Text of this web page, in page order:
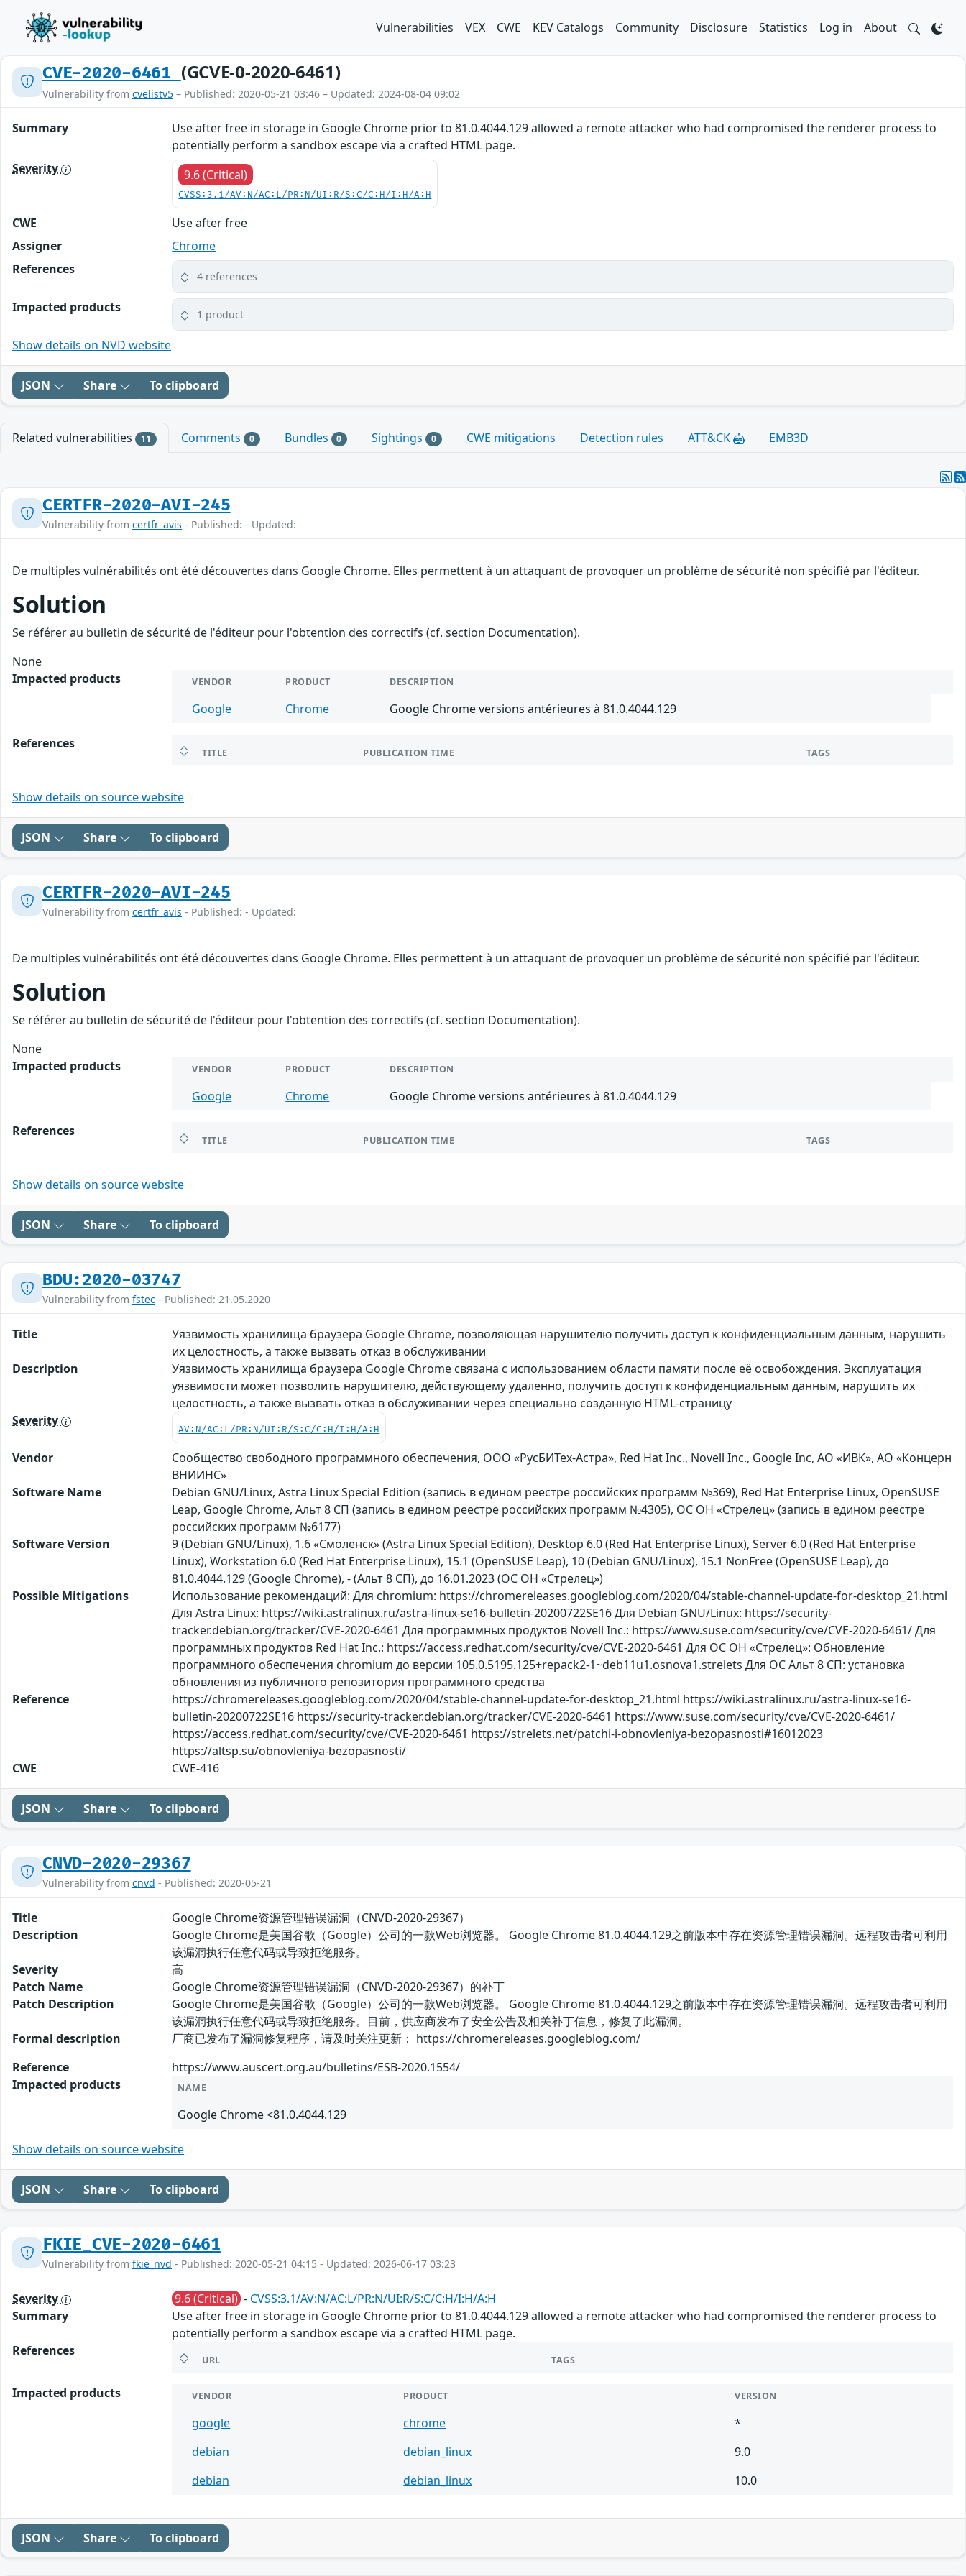
Vulnerabilities VEX CWE KEV Catalogs Community Disclosure Statistics Log in About
CVE-2020-6461 (GCVE-0-2020-6461)
Vulnerability from cvelistv5 – Published: 2020-05-21 03:46 – Updated: 2024-08-04 09:02
Summary
Use after free in storage in Google Chrome prior to 81.0.4044.129 allowed a remote attacker who had compromised the renderer process to
potentially perform a sandbox escape via a crafted HTML page.
Severity
9.6 (Critical)
CVSS:3.1/AV:N/AC:L/PR:N/UI:R/S:C/C:H/I:H/A:H
CWE
Use after free
Assigner
Chrome
References
4 references
Impacted products 1 product
Show details on NVD website
JSON Share To clipboard
Related vulnerabilities 11 Comments 0 Bundles 0 Sightings 0 CWE mitigations Detection rules ATT&CK EMB3D
CERTFR-2020-AVI-245
Vulnerability from certfr_avis - Published: - Updated:
De multiples vulnérabilités ont été découvertes dans Google Chrome. Elles permettent à un attaquant de provoquer un problème de sécurité non spécifié par l'éditeur.
Solution
Se référer au bulletin de sécurité de l'éditeur pour l'obtention des correctifs (cf. section Documentation).
None
Impacted products
VENDOR PRODUCT DESCRIPTION
Google Chrome Google Chrome versions antérieures à 81.0.4044.129
References
TITLE PUBLICATION TIME TAGS
Show details on source website
JSON Share To clipboard
CERTFR-2020-AVI-245
Vulnerability from certfr_avis - Published: - Updated:
De multiples vulnérabilités ont été découvertes dans Google Chrome. Elles permettent à un attaquant de provoquer un problème de sécurité non spécifié par l'éditeur.
Solution
Se référer au bulletin de sécurité de l'éditeur pour l'obtention des correctifs (cf. section Documentation).
None
Impacted products
VENDOR PRODUCT DESCRIPTION
Google Chrome Google Chrome versions antérieures à 81.0.4044.129
References
TITLE PUBLICATION TIME TAGS
Show details on source website
JSON Share To clipboard
BDU:2020-03747
Vulnerability from fstec - Published: 21.05.2020
Title
Уязвимость хранилища браузера Google Chrome, позволяющая нарушителю получить доступ к конфиденциальным данным, нарушить
их целостность, а также вызвать отказ в обслуживании
Description
Уязвимость хранилища браузера Google Chrome связана с использованием области памяти после её освобождения. Эксплуатация
уязвимости может позволить нарушителю, действующему удаленно, получить доступ к конфиденциальным данным, нарушить их
целостность, а также вызвать отказ в обслуживании через специально созданную HTML-страницу
Severity
AV:N/AC:L/PR:N/UI:R/S:C/C:H/I:H/A:H
Vendor
Сообщество свободного программного обеспечения, ООО «РусБИТех-Астра», Red Hat Inc., Novell Inc., Google Inc, АО «ИВК», АО «Концерн
ВНИИНС»
Software Name
Debian GNU/Linux, Astra Linux Special Edition (запись в едином реестре российских программ №369), Red Hat Enterprise Linux, OpenSUSE
Leap, Google Chrome, Альт 8 СП (запись в едином реестре российских программ №4305), ОС ОН «Стрелец» (запись в едином реестре
российских программ №6177)
Software Version
9 (Debian GNU/Linux), 1.6 «Смоленск» (Astra Linux Special Edition), Desktop 6.0 (Red Hat Enterprise Linux), Server 6.0 (Red Hat Enterprise
Linux), Workstation 6.0 (Red Hat Enterprise Linux), 15.1 (OpenSUSE Leap), 10 (Debian GNU/Linux), 15.1 NonFree (OpenSUSE Leap), до
81.0.4044.129 (Google Chrome), - (Альт 8 СП), до 16.01.2023 (ОС ОН «Стрелец»)
Possible Mitigations
Использование рекомендаций: Для chromium: https://chromereleases.googleblog.com/2020/04/stable-channel-update-for-desktop_21.html
Для Astra Linux: https://wiki.astralinux.ru/astra-linux-se16-bulletin-20200722SE16 Для Debian GNU/Linux: https://security-
tracker.debian.org/tracker/CVE-2020-6461 Для программных продуктов Novell Inc.: https://www.suse.com/security/cve/CVE-2020-6461/ Для
программных продуктов Red Hat Inc.: https://access.redhat.com/security/cve/CVE-2020-6461 Для ОС ОН «Стрелец»: Обновление
программного обеспечения chromium до версии 105.0.5195.125+repack2-1~deb11u1.osnova1.strelets Для ОС Альт 8 СП: установка
обновления из публичного репозитория программного средства
Reference
https://chromereleases.googleblog.com/2020/04/stable-channel-update-for-desktop_21.html https://wiki.astralinux.ru/astra-linux-se16-
bulletin-20200722SE16 https://security-tracker.debian.org/tracker/CVE-2020-6461 https://www.suse.com/security/cve/CVE-2020-6461/
https://access.redhat.com/security/cve/CVE-2020-6461 https://strelets.net/patchi-i-obnovleniya-bezopasnosti#16012023
https://altsp.su/obnovleniya-bezopasnosti/
CWE
CWE-416
JSON Share To clipboard
CNVD-2020-29367
Vulnerability from cnvd - Published: 2020-05-21
Title
Google Chrome资源管理错误漏洞（CNVD-2020-29367）
Description
Google Chrome是美国谷歌（Google）公司的一款Web浏览器。 Google Chrome 81.0.4044.129之前版本中存在资源管理错误漏洞。远程攻击者可利用
该漏洞执行任意代码或导致拒绝服务。
Severity
高
Patch Name
Google Chrome资源管理错误漏洞（CNVD-2020-29367）的补丁
Patch Description
Google Chrome是美国谷歌（Google）公司的一款Web浏览器。 Google Chrome 81.0.4044.129之前版本中存在资源管理错误漏洞。远程攻击者可利用
该漏洞执行任意代码或导致拒绝服务。目前，供应商发布了安全公告及相关补丁信息，修复了此漏洞。
Formal description
厂商已发布了漏洞修复程序，请及时关注更新： https://chromereleases.googleblog.com/
Reference
https://www.auscert.org.au/bulletins/ESB-2020.1554/
Impacted products
NAME
Google Chrome <81.0.4044.129
Show details on source website
JSON Share To clipboard
FKIE_CVE-2020-6461
Vulnerability from fkie_nvd - Published: 2020-05-21 04:15 - Updated: 2026-06-17 03:23
Severity 9.6 (Critical) - CVSS:3.1/AV:N/AC:L/PR:N/UI:R/S:C/C:H/I:H/A:H
Summary
Use after free in storage in Google Chrome prior to 81.0.4044.129 allowed a remote attacker who had compromised the renderer process to
potentially perform a sandbox escape via a crafted HTML page.
References
URL TAGS
Impacted products VENDOR PRODUCT VERSION
google chrome
*
debian
debian_linux
9.0
debian
debian_linux 10.0
JSON Share To clipboard